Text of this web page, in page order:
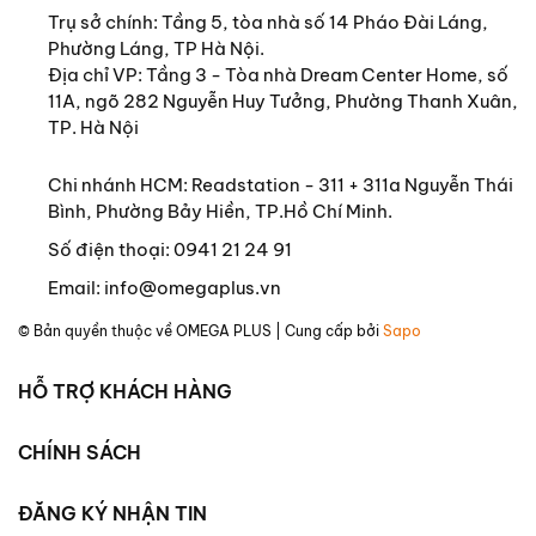
THÔNG TIN TÁC GIẢ
GS ĐÀO DUY ANH (1904-1988)
hiến trên lĩnh vực khoa học xã hội - nhân văn, từ
Ngôn ngữ, Từ điển, Văn hóa, Văn học cho đến Sử
học, Dân tộc học, Xã hội học, Địa lí học lịch sử,
Văn bản học…
Nhà nước truy tặng Giải thưởng Hồ Chí Minh.
Tác phẩm tiêu biểu:
Việt Nam văn hóa sử cương (1938)
Khổng giáo phê bình tiểu luận (1938)
Khảo luận về Kim Vân Kiều (1943)
Trụ sở chính: Tầng 5, tòa nhà số 14 Pháo Đài Láng,
Phường Láng, TP Hà Nội.
Địa chỉ VP: Tầng 3 - Tòa nhà Dream Center Home, số
11A, ngõ 282 Nguyễn Huy Tưởng, Phường Thanh Xuân,
TP. Hà Nội
Chi nhánh HCM: Readstation - 311 + 311a Nguyễn Thái
Bình, Phường Bảy Hiền, TP.Hồ Chí Minh.
Số điện thoại: 0941 21 24 91
Email: info@omegaplus.vn
© Bản quyền thuộc về OMEGA PLUS | Cung cấp bởi Sapo
HỖ TRỢ KHÁCH HÀNG
CHÍNH SÁCH
ĐĂNG KÝ NHẬN TIN